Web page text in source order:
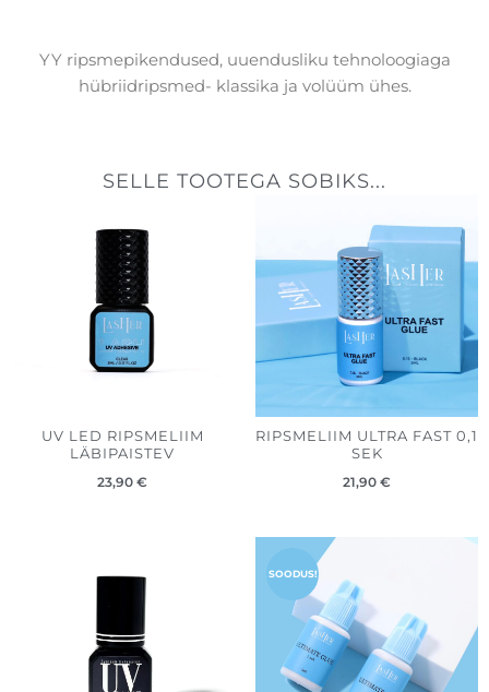
YY ripsmepikendused, uuendusliku tehnoloogiaga
hübriidripsmed- klassika ja volüüm ühes.
SELLE TOOTEGA SOBIKS...
UV LED RIPSMELIIM
LÄBIPAISTEV
23,90 €
RIPSMELIIM ULTRA FAST 0,1
SEK
21,90 €
SOODUS!
Praegune